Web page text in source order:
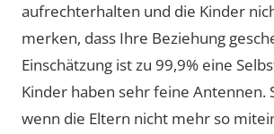
aufrechterhalten und die Kinder
merken, dass Ihre Beziehung
Einschätzung ist zu 99,9% eine
Kinder haben sehr feine Antennen.
wenn die Eltern nicht mehr so